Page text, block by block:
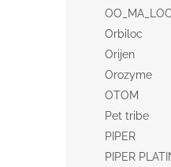
Orbiloc
Orijen
Orozyme
OTOM
Pet tribe
PIPER
PIPER